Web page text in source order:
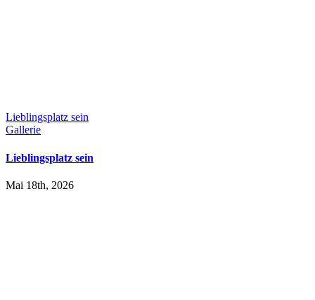
Lieblingsplatz sein
Gallerie
Lieblingsplatz sein
Mai 18th, 2026